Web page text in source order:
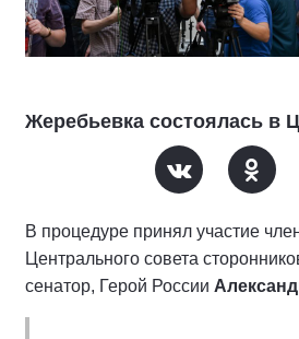
Жеребьевка состоялась в
В процедуре принял участие
Центрального совета
сенатор, Герой России